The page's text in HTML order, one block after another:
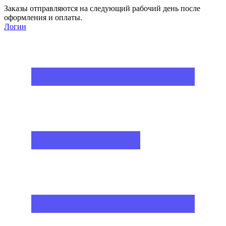
Заказы отправляются на следующий рабочий день после
оформления и оплаты.
Логин